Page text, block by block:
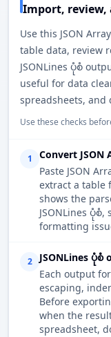
Import, review,
Use this JSON
table data, review
JSONLines ပုံစံ
useful for data
spreadsheets, and
Use these checks
1
Convert JSON
Paste JSON
extract a table
shows the
JSONLines ပုံစံ
formatting
2
JSONLines ပုံ
Each output
escaping,
Before
when the
spreadsheet,